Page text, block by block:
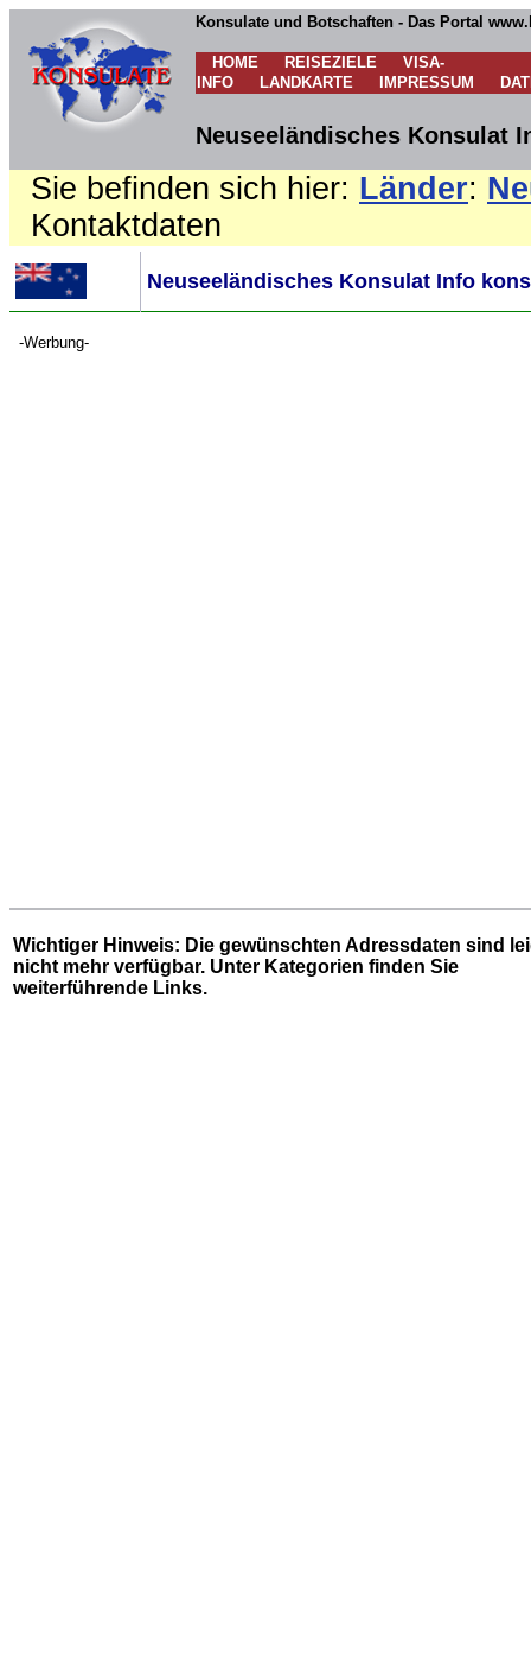
Konsulate und Botschaften - Das Portal
HOME REISEZIELE
VISA-
INFO
LANDKARTE IMPRESSUM
Neuseeländisches Konsulat
Sie befinden sich hier: Länder:
Kontaktdaten
Neuseeländisches Konsulat Info
-Werbung-
Wichtiger Hinweis: Die gewünschten Adressdaten sind
nicht mehr verfügbar. Unter Kategorien finden Sie
weiterführende Links.